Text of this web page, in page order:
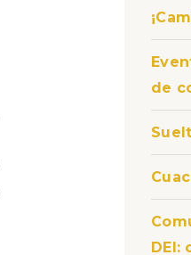
de
DEI: